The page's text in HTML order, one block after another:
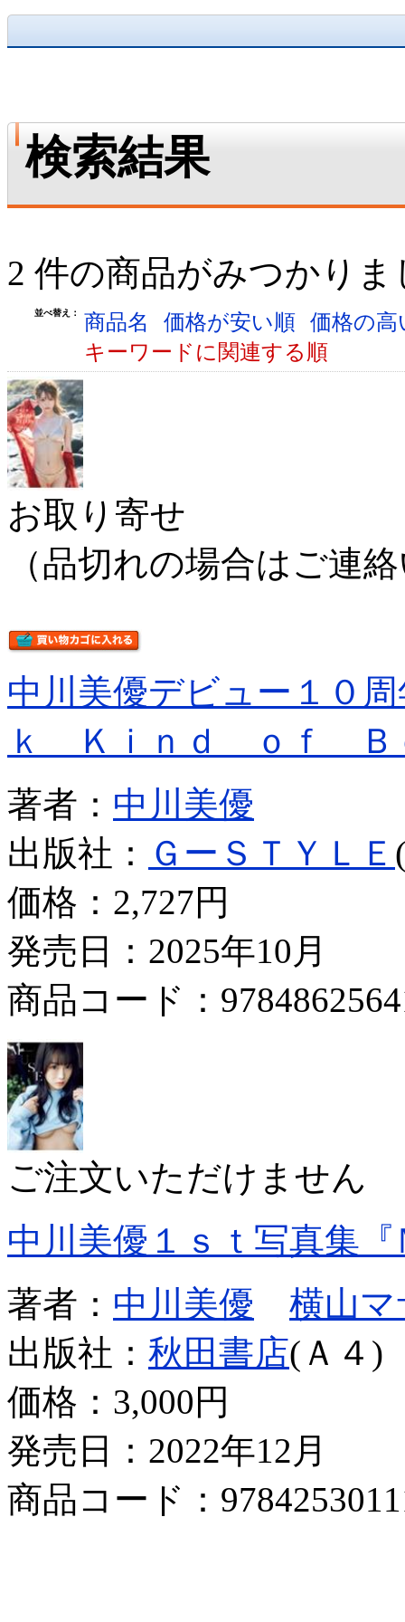
検索結果
2 件の商品がみつかりま
並べ替え： 商品名 価格が安い順 価格の
キーワードに関連する順
お取り寄せ
（品切れの場合はご連
中川美優デビュー１０
ｋ Ｋｉｎｄ ｏｆ Ｂ
著者： 中川美優
出版社： ＧーＳＴＹＬＥ
価格： 2,727円
発売日：2025年10月
商品コード：
ご注文いただけません
中川美優１ｓｔ写真集
著者： 中川美優
横山
出版社： 秋田書店(Ａ４)
価格： 3,000円
発売日：2022年12月
商品コード：